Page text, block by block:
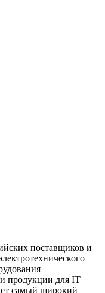
поставщиков и
продукции для IT
самый широкий